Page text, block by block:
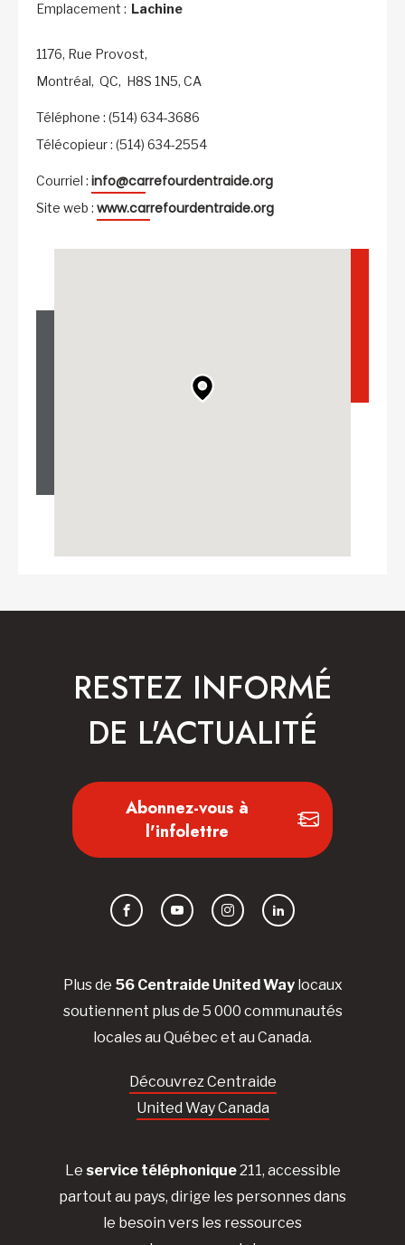
Emplacement : Lachine
1176, Rue Provost,
Montréal, QC, H8S 1N5, CA
Téléphone : (514) 634-3686
Télécopieur : (514) 634-2554
Courriel : info@carrefourdentraide.org
Site web : www.carrefourdentraide.org
Plus de 56 Centraide United Waylocaux
soutiennent plus de 5 000 communautés
locales au Québec et au Canada.
Découvrez Centraide
United Way Canada
Le service téléphonique211, accessible
partout au pays, dirige les personnes dans
le besoin vers les ressources
RESTEZ INFORMÉ
DE L'ACTUALITÉ
Abonnez-vous à
l'infolettre
FacebookYouTubeInstagramLinkedIn